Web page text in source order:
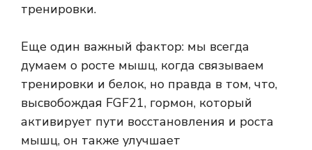
тренировки.
Еще один важный фактор: мы всегда
думаем о росте мышц, когда связываем
тренировки и белок, но правда в том, что,
высвобождая FGF21, гормон, который
активирует пути восстановления и роста
мышц, он также улучшает